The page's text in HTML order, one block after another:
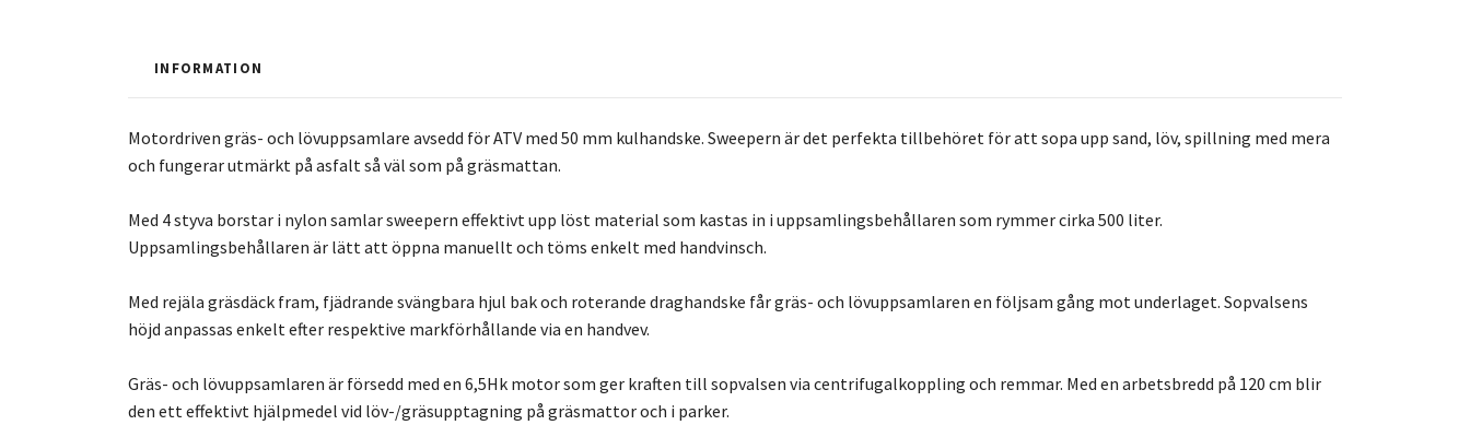
INFORMATION
Motordriven gräs- och lövuppsamlare avsedd för ATV med 50 mm kulhandske. Sweepern är det perfekta tillbehöret för att sopa upp sand, löv, spillning med mera
och fungerar utmärkt på asfalt så väl som på gräsmattan.
Med 4 styva borstar i nylon samlar sweepern effektivt upp löst material som kastas in i uppsamlingsbehållaren som rymmer cirka 500 liter.
Uppsamlingsbehållaren är lätt att öppna manuellt och töms enkelt med handvinsch.
Med rejäla gräsdäck fram, fjädrande svängbara hjul bak och roterande draghandske får gräs- och lövuppsamlaren en följsam gång mot underlaget. Sopvalsens
höjd anpassas enkelt efter respektive markförhållande via en handvev.
Gräs- och lövuppsamlaren är försedd med en 6,5Hk motor som ger kraften till sopvalsen via centrifugalkoppling och remmar. Med en arbetsbredd på 120 cm blir
den ett effektivt hjälpmedel vid löv-/gräsupptagning på gräsmattor och i parker.